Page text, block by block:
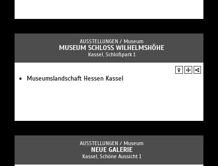
AUSSTELLUNGEN / Museum
MUSEUM SCHLOSS WILHELMSHÖHE
Kassel, Schloßpark 1
Museumslandschaft Hessen Kassel
AUSSTELLUNGEN / Museum
NEUE GALERIE
Kassel, Schöne Aussicht 1